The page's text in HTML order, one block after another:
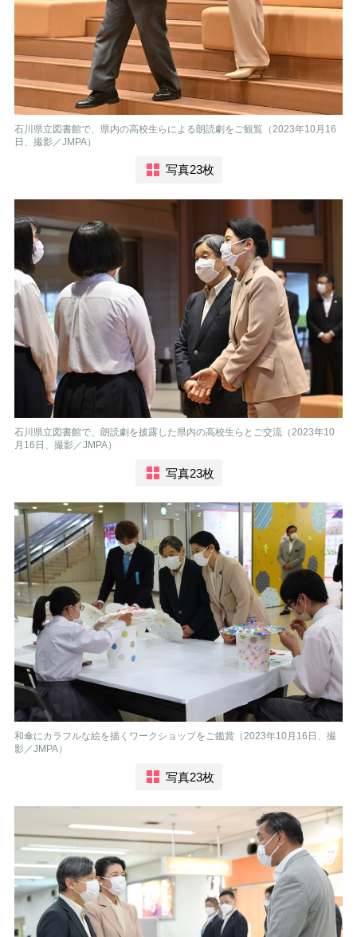
石川県立図書館で、県内の高校生らによる朗読劇をご観覧（2023年10月16
日、撮影／JMPA）
写真23枚
石川県立図書館で、朗読劇を披露した県内の高校生らとご交流（2023年10
月16日、撮影／JMPA）
写真23枚
和傘にカラフルな絵を描くワークショップをご鑑賞（2023年10月16日、撮
影／JMPA）
写真23枚